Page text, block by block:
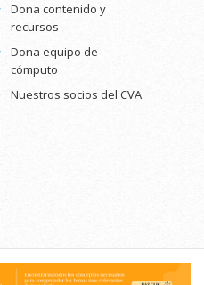
Dona contenido y
recursos
Dona equipo de
cómputo
Nuestros socios del CVA